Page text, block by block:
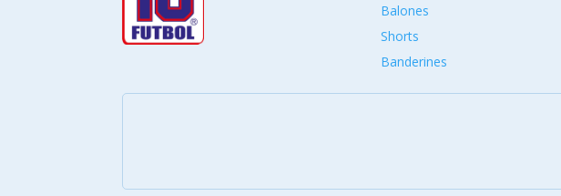
Balones
Shorts
Banderines